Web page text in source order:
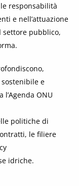
responsabilità
e nell’attuazione
settore pubblico,
e
ONU
politiche di
le filiere
idriche.